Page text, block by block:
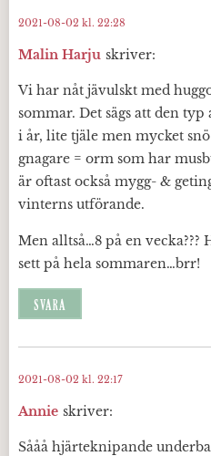
Malin Harju skriver:
2021-08-02 kl. 22:28
Vi har nåt jävulskt med
sommar. Det sägs att den
i år, lite tjäle men mycket
gnagare = orm som har
är oftast också mygg- &
vinterns utförande.
Men alltså…8 på en vecka???
sett på hela sommaren…brr!
SVARA
Annie skriver:
2021-08-02 kl. 22:17
Sååå hjärteknipande